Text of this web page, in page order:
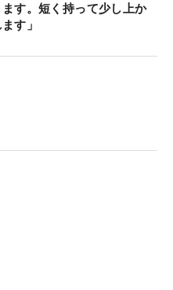
す。短く持って少し上か
す」